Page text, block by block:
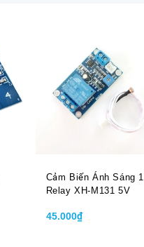
Cảm Biến Ánh Sáng 1
Relay XH-M131 5V
45.000₫